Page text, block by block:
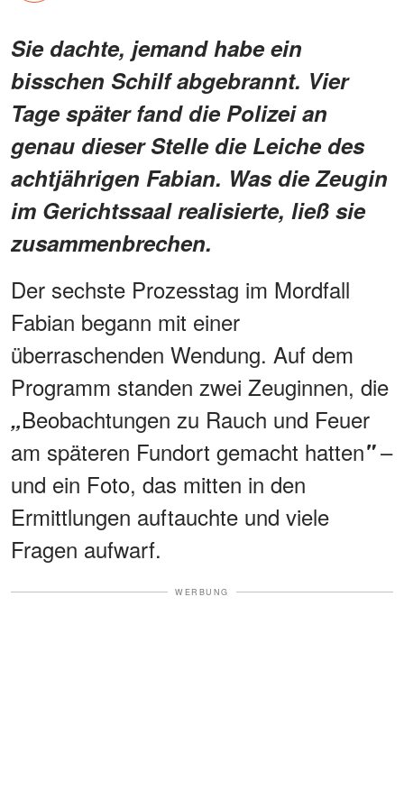
Sie dachte, jemand habe ein
bisschen Schilf abgebrannt. Vier
Tage später fand die Polizei an
genau dieser Stelle die Leiche des
achtjährigen Fabian. Was die Zeugin
im Gerichtssaal realisierte, ließ sie
zusammenbrechen.
Der sechste Prozesstag im Mordfall
Fabian begann mit einer
überraschenden Wendung. Auf dem
Programm standen zwei Zeuginnen, die
„Beobachtungen zu Rauch und Feuer
am späteren Fundort gemacht hatten"–
und ein Foto, das mitten in den
Ermittlungen auftauchte und viele
Fragen aufwarf.
WERBUNG